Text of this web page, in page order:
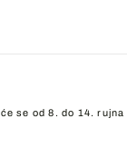
se od 8. do 14. rujna